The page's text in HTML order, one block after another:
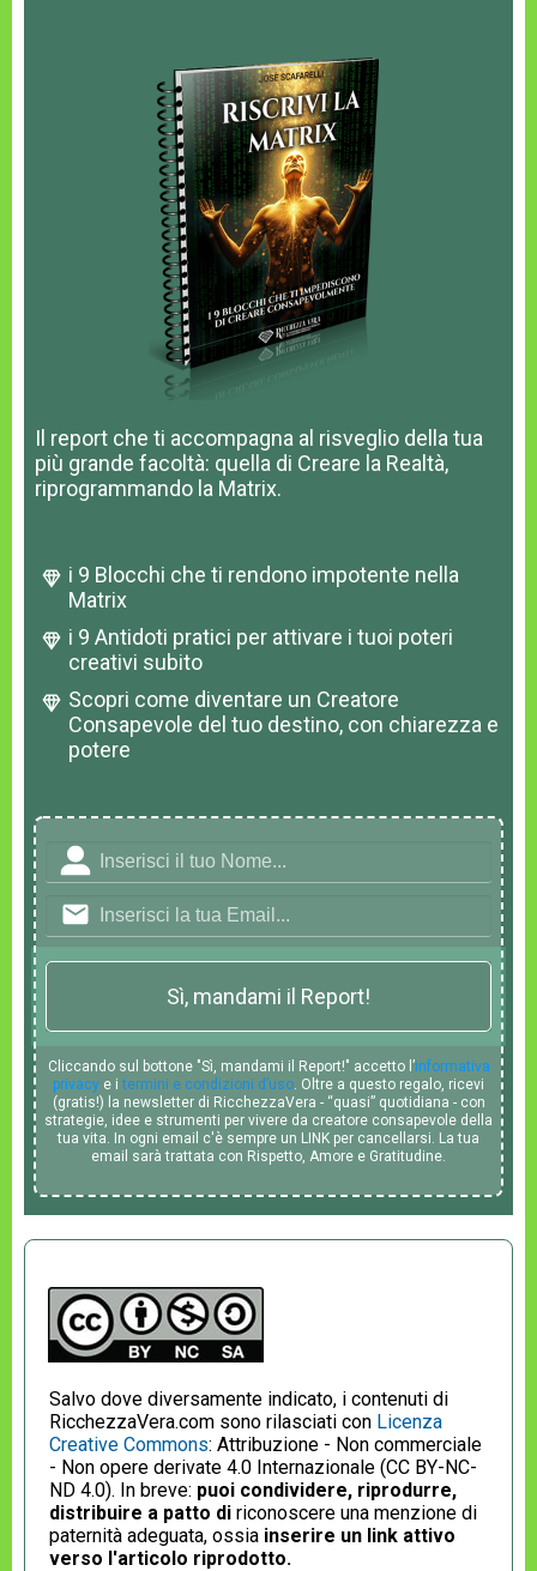
Il report che ti accompagna al risveglio della tua
più grande facoltà: quella di Creare la Realtà,
riprogrammando la Matrix.
i 9 Blocchi che ti rendono impotente nella
Matrix
i 9 Antidoti pratici per attivare i tuoi poteri
creativi subito
Scopri come diventare un Creatore
Consapevole del tuo destino, con chiarezza e
potere
Sì, mandami il Report!
Cliccando sul bottone "Sì, mandami il Report!" accetto l’informativa
privacy e itermini e condizioni d’uso . Oltre a questo regalo, ricevi
(gratis!) la newsletter di RicchezzaVera - “quasi” quotidiana - con
strategie, idee e strumenti per vivere da creatore consapevole della
tua vita. In ogni email c'è sempre un LINK per cancellarsi. La tua
email sarà trattata con Rispetto, Amore e Gratitudine.
Salvo dove diversamente indicato, i contenuti di
RicchezzaVera.com sono rilasciati con Licenza
Creative Commons: Attribuzione - Non commerciale
- Non opere derivate 4.0 Internazionale (CC BY-NC-
ND 4.0). In breve: puoi condividere, riprodurre,
distribuire a patto di riconoscere una menzione di
paternità adeguata, ossia inserire un link attivo
verso l'articolo riprodotto.